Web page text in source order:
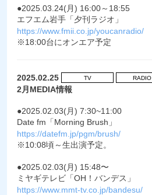
●2025.03.24(月) 16:00～18:55
エフエム岩手「夕刊ラジオ」
https://www.fmii.co.jp/youcanradio/
※18:00台にオンエア予定
2025.02.25 TV RADIO
2月MEDIA情報
●2025.02.03(月) 7:30~11:00
Date fm「Morning Brush」
https://datefm.jp/pgm/brush/
※10:08頃～生出演予定。
●2025.02.03(月) 15:48〜
ミヤギテレビ「OH！バンデス」
https://www.mmt-tv.co.jp/bandesu/